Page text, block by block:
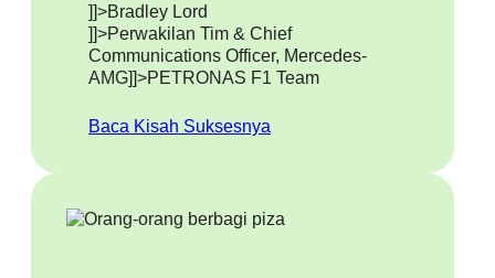
]]>Bradley Lord
]]>Perwakilan Tim & Chief
Communications Officer, Mercedes-
AMG]]>PETRONAS F1 Team
Baca Kisah Suksesnya